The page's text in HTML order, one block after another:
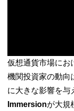
仮想通貨市場にお
機関投資家の動向
に大きな影響を与
Immersionが大規